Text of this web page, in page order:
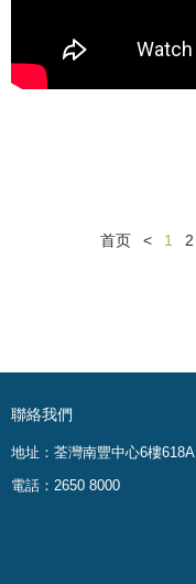
首页 < 1 2
聯絡我們
地址：荃灣南豐中心6樓618A
電話：2650 8000